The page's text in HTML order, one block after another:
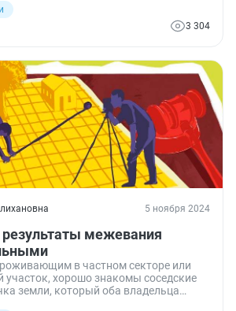
почему так и на примере
и к чему приводят разные3 304
5 ноября 2024
результаты межевания
в частном секторе или
хорошо знакомы соседские
земли, который оба владельца